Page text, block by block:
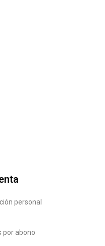
personal
por abono